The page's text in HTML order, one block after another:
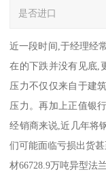
是否进口
近一段时间,于经理经
在的下跌并没有见底,
压力不仅仅来自于建
压力。再加上正值银
经销商来说,近几年将
们可能面临亏损出货
材66728.9万吨异型法兰